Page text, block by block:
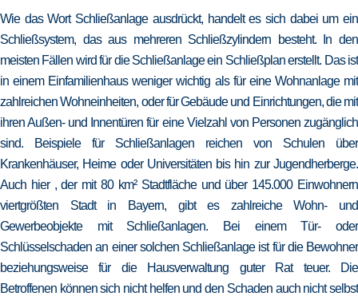
Wie das Wort Schließanlage ausdrückt, handelt es sich dabei um ein
Schließsystem, das aus mehreren Schließzylindern besteht. In den
meisten Fällen wird für die Schließanlage ein Schließplan erstellt. Das ist
in einem Einfamilienhaus weniger wichtig als für eine Wohnanlage mit
zahlreichen Wohneinheiten, oder für Gebäude und Einrichtungen, die mit
ihren Außen- und Innentüren für eine Vielzahl von Personen zugänglich
sind. Beispiele für Schließanlagen reichen von Schulen über
Krankenhäuser, Heime oder Universitäten bis hin zur Jugendherberge.
Auch hier , der mit 80 km² Stadtfläche und über 145.000 Einwohnern
viertgrößten Stadt in Bayern, gibt es zahlreiche Wohn- und
Gewerbeobjekte mit Schließanlagen. Bei einem Tür- oder
Schlüsselschaden an einer solchen Schließanlage ist für die Bewohner
beziehungsweise für die Hausverwaltung guter Rat teuer. Die
Betroffenen können sich nicht helfen und den Schaden auch nicht selbst